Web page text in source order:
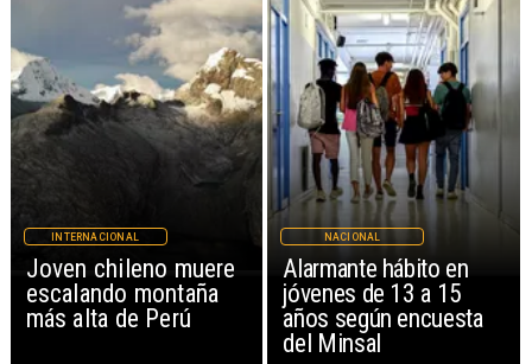
Joven chileno muere
escalando montaña
más alta de Perú
INTERNACIONAL
Alarmante hábito en
jóvenes de 13 a 15
años según encuesta
del Minsal
NACIONAL